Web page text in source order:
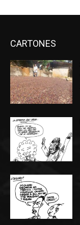
CARTONES